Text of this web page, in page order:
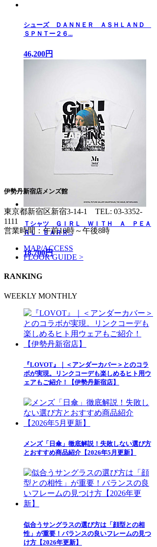
シューズ ＤＡＮＮＥＲ ＡＳＨＬＡＮＤ
ＳＰＮＴー２６...
46,200円
Ｔシャツ ＧＩＲＬ ＷＩＴＨ Ａ ＰＥＡ
ＲＬ ＥＡＲＲ...
18,700円
伊勢丹新宿店メンズ館
東京都新宿区新宿3-14-1 TEL: 03-3352-
1111
営業時間：午前10時～午後8時
MAP/ACCESS
FLOOR GUIDE >
RANKING
WEEKLY MONTHLY
『LOVOT』｜＜アンダーカバー＞とのコラ
ボが実現。リンクコーデも楽しめるヒト用ウ
ェアもご紹介！【伊勢丹新宿店】
メンズ「日傘」徹底解説！失敗しない選び方
とおすすめ商品紹介【2026年5月更新】
似合うサングラスの選び方は「顔型との相
性」が重要！バランスの良いフレームの見つ
け方【2026年更新】